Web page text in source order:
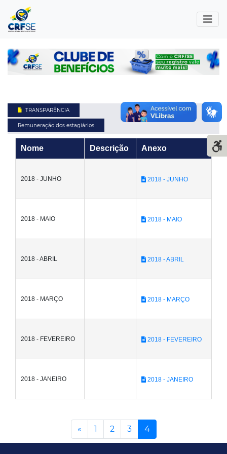
TRANSPARÊNCIA
Remuneração dos estagiários
Nome Descrição Anexo
2018 - JUNHO 2018 - JUNHO
2018 - MAIO 2018 - MAIO
2018 - ABRIL 2018 - ABRIL
2018 - MARÇO 2018 - MARÇO
2018 - FEVEREIRO 2018 - FEVEREIRO
2018 - JANEIRO 2018 - JANEIRO
«Anterior
1 2 3 4(current)